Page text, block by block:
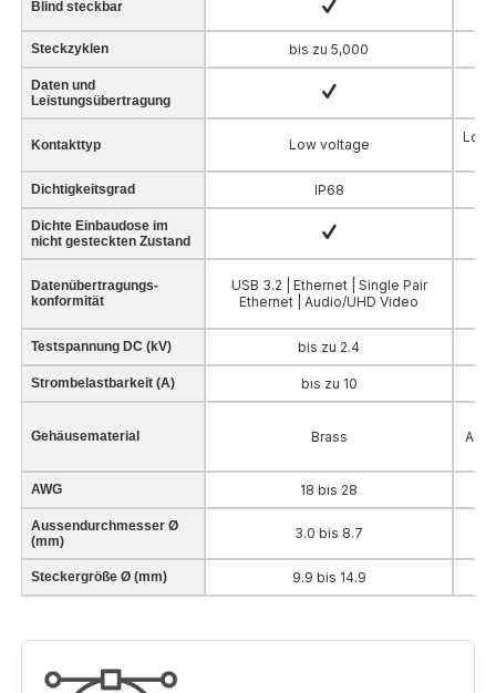
Blind steckbar
Steckzyklen bis zu 5,000
Daten und
Leistungsübertragung
Kontakttyp Low voltage Low
Dichtigkeitsgrad IP68
Dichte Einbaudose im
nicht gesteckten Zustand
Datenübertragungs-
konformität
USB 3.2 | Ethernet | Single Pair
Ethernet | Audio/UHD Video
Testspannung DC (kV) bis zu 2.4
Strombelastbarkeit (A) bis zu 10
Gehäusematerial Brass
AWG 18 bis 28
Aussendurchmesser Ø
(mm)
3.0 bis 8.7
Steckergröße Ø (mm) 9.9 bis 14.9